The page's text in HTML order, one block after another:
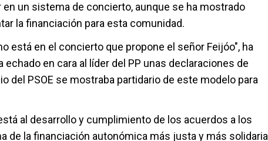
en un sistema de concierto, aunque se ha mostrado
la financiación para esta comunidad.
está en el concierto que propone el señor Feijóo", ha
echado en cara al líder del PP unas declaraciones de
del PSOE se mostraba partidario de este modelo para
al desarrollo y cumplimiento de los acuerdos a los
de la financiación autonómica más justa y más solidaria